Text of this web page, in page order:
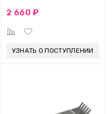
2 660 ₽
УЗНАТЬ О ПОСТУПЛЕНИИ